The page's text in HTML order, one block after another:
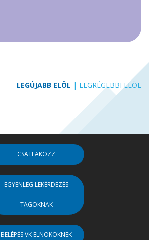
LEGÚJABB ELÖL | LEGRÉGEBBI ELÖL
CSATLAKOZZ
EGYENLEG LEKÉRDEZÉS
TAGOKNAK
BELÉPÉS VK ELNÖKÖKNEK